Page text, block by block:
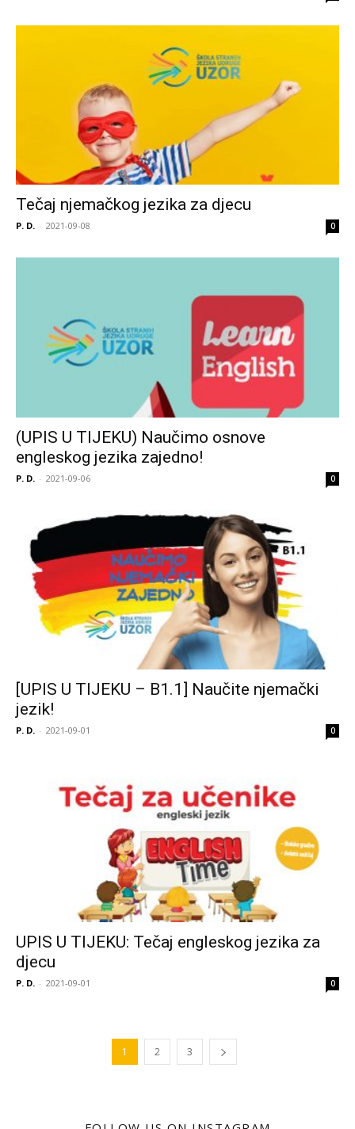
Tečaj njemačkog jezika za djecu
P. D. - 2021-09-08 0
(UPIS U TIJEKU) Naučimo osnove
engleskog jezika zajedno!
P. D. - 2021-09-06 0
[UPIS U TIJEKU – B1.1] Naučite njemački
jezik!
P. D. - 2021-09-01 0
UPIS U TIJEKU: Tečaj engleskog jezika za
djecu
P. D. - 2021-09-01 0
1 2 3